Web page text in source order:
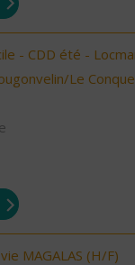
- CDD été -
Le
MAGALAS (H/F)